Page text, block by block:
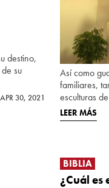
destino,
su
30, 2021
Así como
familiares,
esculturas
LEER MÁS
BIBLIA
¿Cuál es